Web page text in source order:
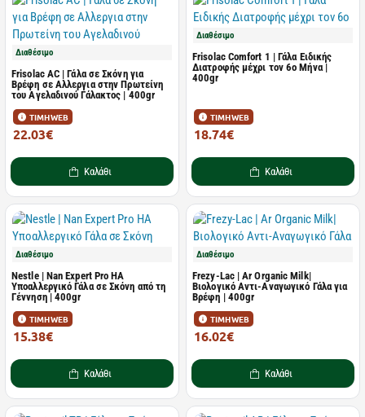
Διαθέσιμο
Frisolac AC | Γάλα σε Σκόνη για
Βρέφη σε Αλλεργια στην Πρωτείνη
του Αγελαδινού Γάλακτος | 400gr
ΤΙΜΗ WEB
22.03€
Καλάθι
Διαθέσιμο
Frisolac Comfort 1 | Γάλα Ειδικής
Διατροφής μέχρι τον 6ο Μήνα |
400gr
ΤΙΜΗ WEB
18.74€
Καλάθι
Διαθέσιμο
Nestle | Nan Expert Pro HA
Υποαλλεργικό Γάλα σε Σκόνη από τη
Γέννηση | 400gr
ΤΙΜΗ WEB
15.38€
Καλάθι
Διαθέσιμο
Frezy-Lac | Ar Οrganic Μilk|
Βιολογικό Αντι-Αναγωγικό Γάλα για
Βρέφη | 400gr
ΤΙΜΗ WEB
16.02€
Καλάθι